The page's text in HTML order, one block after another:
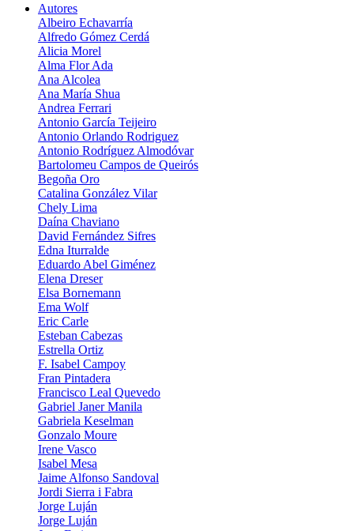
Autores
Albeiro Echavarría
Alfredo Gómez Cerdá
Alicia Morel
Alma Flor Ada
Ana Alcolea
Ana María Shua
Andrea Ferrari
Antonio García Teijeiro
Antonio Orlando Rodriguez
Antonio Rodrí­guez Almodóvar
Bartolomeu Campos de Queirós
Begoña Oro
Catalina González Vilar
Chely Lima
Daí­na Chaviano
David Fernández Sifres
Edna Iturralde
Eduardo Abel Giménez
Elena Dreser
Elsa Bornemann
Ema Wolf
Eric Carle
Esteban Cabezas
Estrella Ortiz
F. Isabel Campoy
Fran Pintadera
Francisco Leal Quevedo
Gabriel Janer Manila
Gabriela Keselman
Gonzalo Moure
Irene Vasco
Isabel Mesa
Jaime Alfonso Sandoval
Jordi Sierra i Fabra
Jorge Luján
Jorge Luján